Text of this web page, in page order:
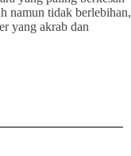
namun tidak berlebihan,
yang akrab dan